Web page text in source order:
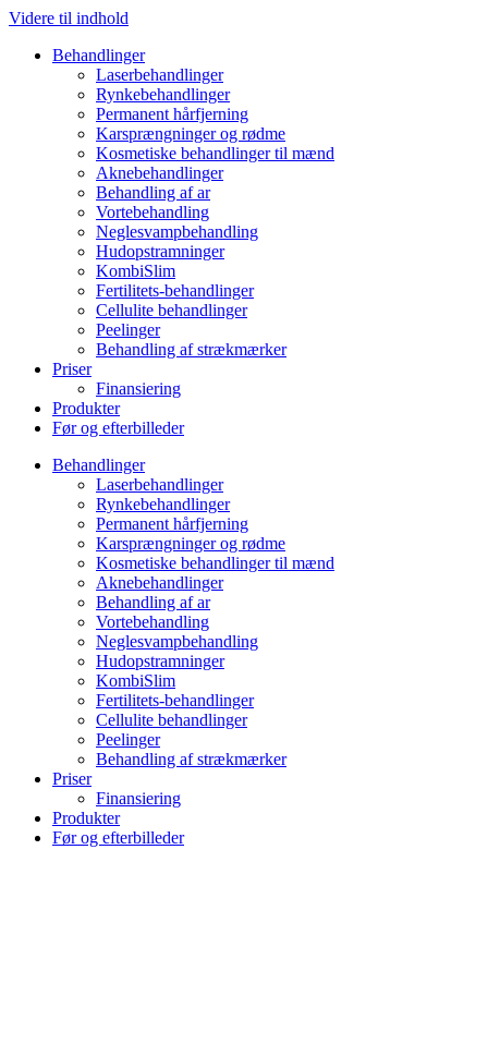
Videre til indhold
Behandlinger
Laserbehandlinger
Rynkebehandlinger
Permanent hårfjerning
Karsprængninger og rødme
Kosmetiske behandlinger til mænd
Aknebehandlinger
Behandling af ar
Vortebehandling
Neglesvampbehandling
Hudopstramninger
KombiSlim
Fertilitets-behandlinger
Cellulite behandlinger
Peelinger
Behandling af strækmærker
Priser
Finansiering
Produkter
Før og efterbilleder
Behandlinger
Laserbehandlinger
Rynkebehandlinger
Permanent hårfjerning
Karsprængninger og rødme
Kosmetiske behandlinger til mænd
Aknebehandlinger
Behandling af ar
Vortebehandling
Neglesvampbehandling
Hudopstramninger
KombiSlim
Fertilitets-behandlinger
Cellulite behandlinger
Peelinger
Behandling af strækmærker
Priser
Finansiering
Produkter
Før og efterbilleder